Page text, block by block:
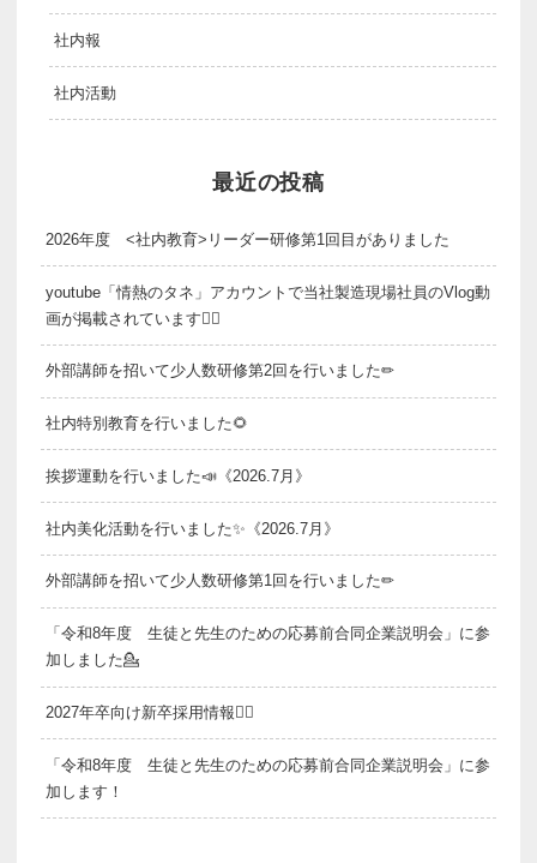
社内報
社内活動
最近の投稿
2026年度 <社内教育>リーダー研修第1回目がありました
youtube「情熱のタネ」アカウントで当社製造現場社員のVlog動
画が掲載されています👷‍♂️
外部講師を招いて少人数研修第2回を行いました✏
社内特別教育を行いました🌻
挨拶運動を行いました📣《2026.7月》
社内美化活動を行いました✨《2026.7月》
外部講師を招いて少人数研修第1回を行いました✏
「令和8年度 生徒と先生のための応募前合同企業説明会」に参
加しました💁
2027年卒向け新卒採用情報💁‍♂️
「令和8年度 生徒と先生のための応募前合同企業説明会」に参
加します！